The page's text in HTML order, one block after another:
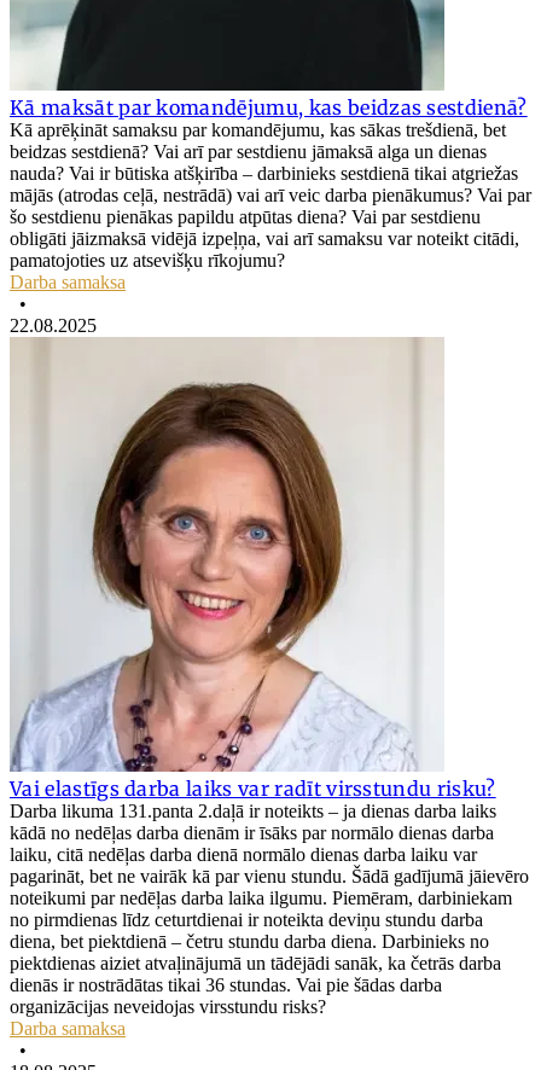
Kā maksāt par komandējumu, kas beidzas sestdienā?
Kā aprēķināt samaksu par komandējumu, kas sākas trešdienā, bet
beidzas sestdienā? Vai arī par sestdienu jāmaksā alga un dienas
nauda? Vai ir būtiska atšķirība – darbinieks sestdienā tikai atgriežas
mājās (atrodas ceļā, nestrādā) vai arī veic darba pienākumus? Vai par
šo sestdienu pienākas papildu atpūtas diena? Vai par sestdienu
obligāti jāizmaksā vidējā izpeļņa, vai arī samaksu var noteikt citādi,
pamatojoties uz atsevišķu rīkojumu?
Darba samaksa
•
22.08.2025
Vai elastīgs darba laiks var radīt virsstundu risku?
Darba likuma 131.panta 2.daļā ir noteikts – ja dienas darba laiks
kādā no nedēļas darba dienām ir īsāks par normālo dienas darba
laiku, citā nedēļas darba dienā normālo dienas darba laiku var
pagarināt, bet ne vairāk kā par vienu stundu. Šādā gadījumā jāievēro
noteikumi par nedēļas darba laika ilgumu. Piemēram, darbiniekam
no pirmdienas līdz ceturtdienai ir noteikta deviņu stundu darba
diena, bet piektdienā – četru stundu darba diena. Darbinieks no
piektdienas aiziet atvaļinājumā un tādējādi sanāk, ka četrās darba
dienās ir nostrādātas tikai 36 stundas. Vai pie šādas darba
organizācijas neveidojas virsstundu risks?
Darba samaksa
•